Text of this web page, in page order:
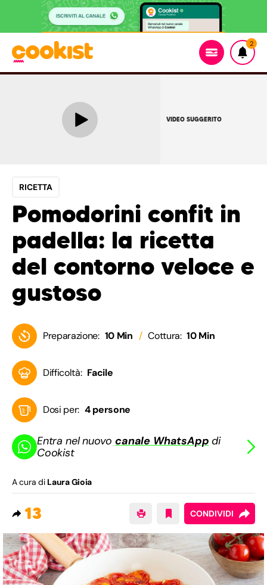
2
VIDEO SUGGERITO
RICETTA
Pomodorini confit in
padella: la ricetta
del contorno veloce e
gustoso
Preparazione: 10 Min Cottura: 10 Min
Difficoltà: Facile
Dosi per: 4 persone
Entra nel nuovocanale WhatsApp di
Cookist
A cura di Laura Gioia
13 CONDIVIDI